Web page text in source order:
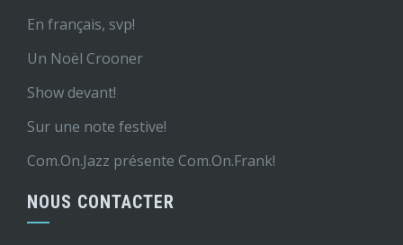
En français, svp!
Un Noël Crooner
Show devant!
Sur une note festive!
Com.On.Jazz présente Com.On.Frank!
NOUS CONTACTER